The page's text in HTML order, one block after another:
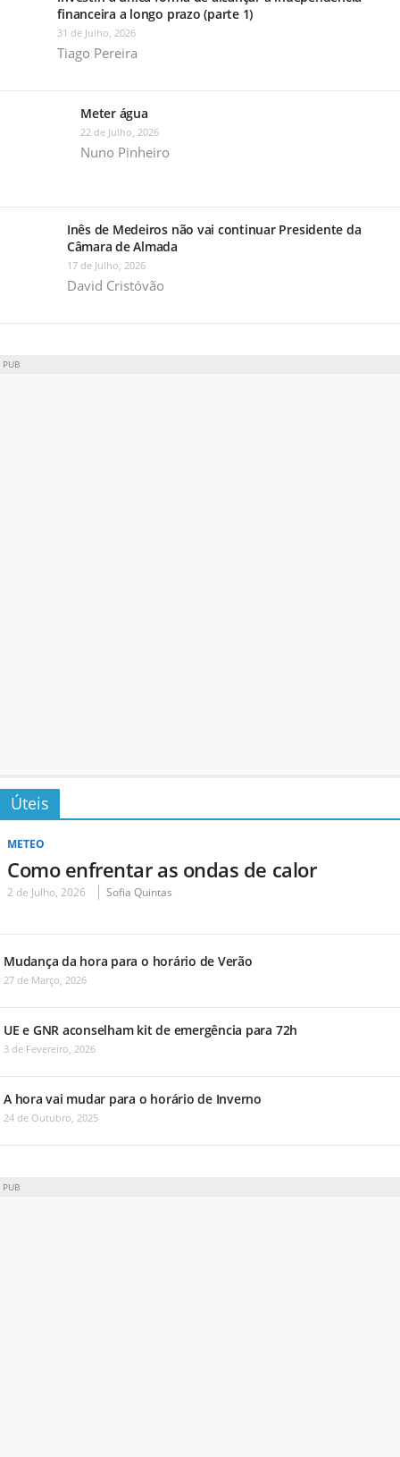
financeira a longo prazo (parte 1)
31 de Julho, 2026
Tiago Pereira
Meter água
22 de Julho, 2026
Nuno Pinheiro
Inês de Medeiros não vai continuar Presidente da
Câmara de Almada
17 de Julho, 2026
David Cristóvão
PUB
Úteis
METEO
Como enfrentar as ondas de calor
2 de Julho, 2026 Sofia Quintas
Mudança da hora para o horário de Verão
27 de Março, 2026
UE e GNR aconselham kit de emergência para 72h
3 de Fevereiro, 2026
A hora vai mudar para o horário de Inverno
24 de Outubro, 2025
PUB